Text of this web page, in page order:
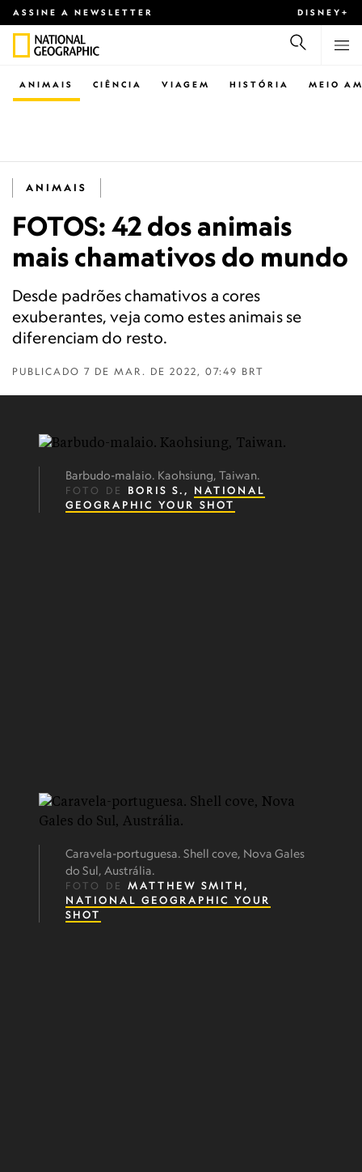
ASSINE A NEWSLETTER DISNEY+
CIÊNCIA VIAGEM
ANIMAIS HISTÓRIA MEIO
ANIMAIS
FOTOS: 42 dos animais
mais chamativos do mundo
Desde padrões chamativos a cores
exuberantes, veja como estes animais se
diferenciam do resto.
PUBLICADO 7 DE MAR. DE 2022, 07:49 BRT
Barbudo-malaio. Kaohsiung, Taiwan.
FOTO DE BORIS S., NATIONAL
GEOGRAPHIC YOUR SHOT
Caravela-portuguesa. Shell cove, Nova Gales
do Sul, Austrália.
FOTO DE MATTHEW SMITH,
NATIONAL GEOGRAPHIC YOUR
SHOT